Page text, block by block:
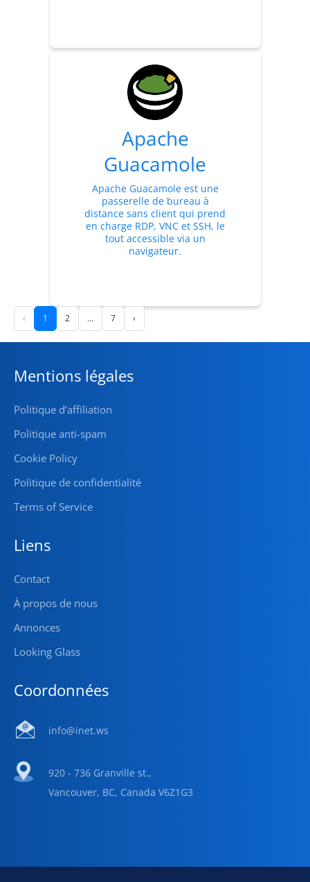
Apache
Guacamole
Apache Guacamole est une
passerelle de bureau à
distance sans client qui prend
en charge RDP, VNC et SSH, le
tout accessible via un
navigateur.
‹ 1 2 … 7 ›
Mentions légales
Politique d’affiliation
Politique anti-spam
Cookie Policy
Politique de confidentialité
Terms of Service
Liens
Contact
À propos de nous
Annonces
Looking Glass
Coordonnées
info@inet.ws
920 - 736 Granville st.,
Vancouver, BC, Canada V6Z1G3